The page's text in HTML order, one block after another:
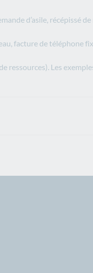
d’asile, récépissé
facture de téléphone
Les